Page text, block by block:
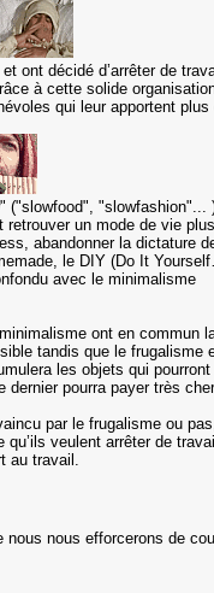
et ont décidé d’arrêter de
à cette solide
qui leur apportent
("slowfood",
retrouver un mode de vie
abandonner la dictature
le DIY (Do It
avec le minimalisme
ont en commun
tandis que le frugalisme
les objets qui
dernier pourra payer très
par le frugalisme ou
qu’ils veulent arrêter de
au travail.
nous nous efforcerons de